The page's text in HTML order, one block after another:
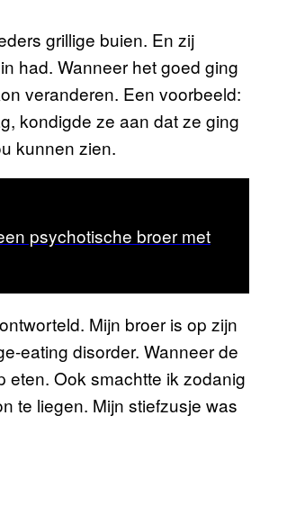
grillige buien. En zij
had. Wanneer het goed ging
veranderen. Een voorbeeld:
kondigde ze aan dat ze ging
kunnen zien.
psychotische broer met
Mijn broer is op zijn
eating disorder. Wanneer de
eten. Ook smachtte ik zodanig
te liegen. Mijn stiefzusje was